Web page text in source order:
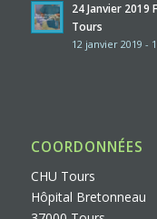
24 Janvier 2019
Tours
12 janvier 2019 -
COORDONNÉES
CHU Tours
Hôpital Bretonneau